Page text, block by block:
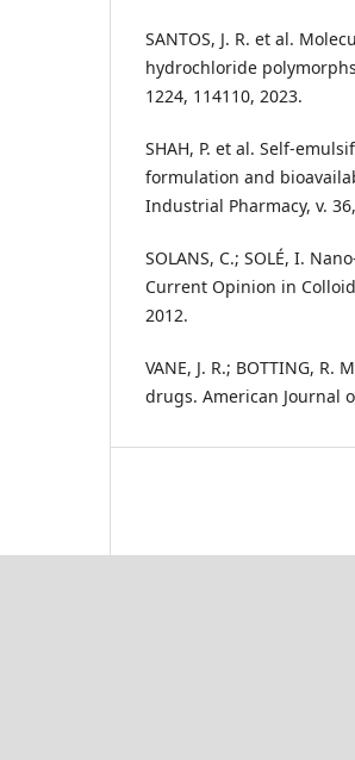
SANTOS, J. R. et al.
hydrochloride
1224, 114110, 2023.
SHAH, P. et al. Self-
formulation and
Industrial Pharmacy, v.
SOLANS, C.; SOLÉ, I.
Current Opinion in
2012.
VANE, J. R.; BOTTING,
drugs. American Journal